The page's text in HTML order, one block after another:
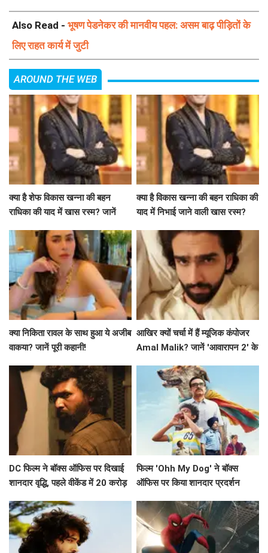
Also Read - भूषण पेडनेकर की मानवीय पहल: असम बाढ़ पीड़ितों के
लिए राहत कार्य में जुटी
AROUND THE WEB
क्या है शेफ विकास खन्ना की बहन
राधिका की याद में खास रस्म? जानें
क्या है विकास खन्ना की बहन राधिका की
याद में निभाई जाने वाली खास रस्म?
क्या निकिता रावल के साथ हुआ ये अजीब
वाकया? जानें पूरी कहानी!
आखिर क्यों चर्चा में हैं म्यूजिक कंपोजर
Amal Malik? जानें 'आवारापन 2' के
DC फिल्म ने बॉक्स ऑफिस पर दिखाई
शानदार वृद्धि, पहले वीकेंड में 20 करोड़
फिल्म 'Ohh My Dog' ने बॉक्स
ऑफिस पर किया शानदार प्रदर्शन